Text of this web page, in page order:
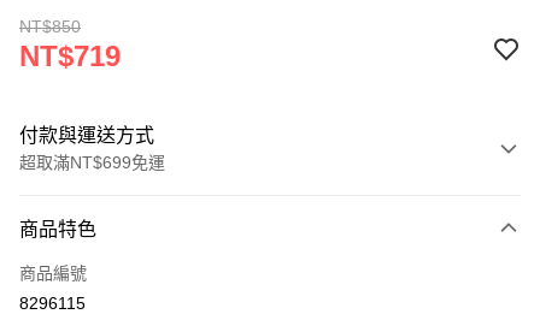
NT$850
NT$719
付款與運送方式
超取滿NT$699免運
信用卡一次付款
超商取貨付款
商品特色
商品編號
8296115